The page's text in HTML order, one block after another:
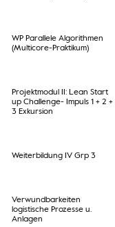
WP Parallele Algorithmen
(Multicore-Praktikum)
Projektmodul II: Lean Start
up Challenge- Impuls 1 + 2 +
3 Exkursion
Weiterbildung IV Grp 3
Verwundbarkeiten
logistische Prozesse u.
Anlagen